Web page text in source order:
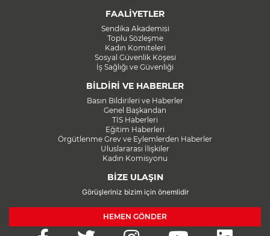
FAALİYETLER
Sendika Akademisi
Toplu Sözleşme
Kadın Komiteleri
Sosyal Güvenlik Köşesi
İş Sağlığı ve Güvenliği
BİLDİRİ VE HABERLER
Basın Bildirileri ve Haberler
Genel Başkandan
TİS Haberleri
Eğitim Haberleri
Örgütlenme Grev ve Eylemlerden Haberler
Uluslararası İlişkiler
Kadın Komisyonu
BİZE ULAŞIN
Görüşleriniz bizim için önemlidir
HEMEN GÖNDER